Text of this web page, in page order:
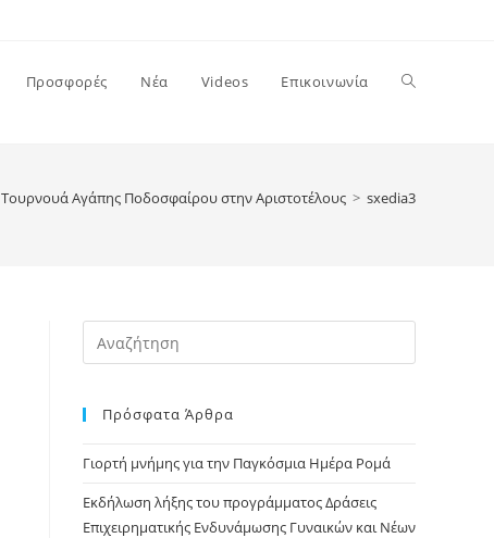
Προσφορές Νέα Videos Επικοινωνία Toggle
Τουρνουά Αγάπης Ποδοσφαίρου στην Αριστοτέλους > sxedia3
Escape
Πρόσφατα Άρθρα
Γιορτή μνήμης για την Παγκόσμια Ημέρα Ρομά
Εκδήλωση λήξης του προγράμματος Δράσεις
Επιχειρηματικής Ενδυνάμωσης Γυναικών και Νέων